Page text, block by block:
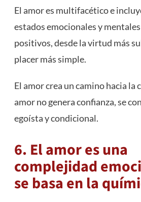
El amor es multifacético e
estados emocionales y
positivos, desde la virtud más
placer más simple.
El amor crea un camino hacia la
amor no genera confianza, se
egoísta y condicional.
6. El amor es una
complejidad
se basa en la